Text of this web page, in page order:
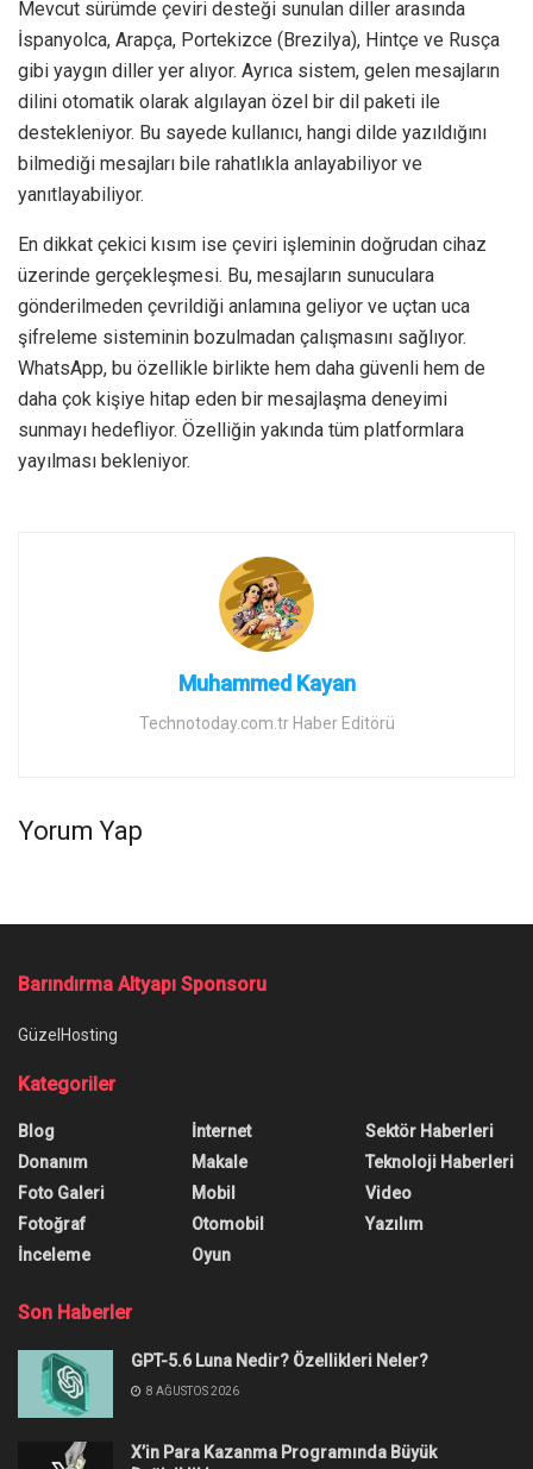
Mevcut sürümde çeviri desteği sunulan diller arasında
İspanyolca, Arapça, Portekizce (Brezilya), Hintçe ve Rusça
gibi yaygın diller yer alıyor. Ayrıca sistem, gelen mesajların
dilini otomatik olarak algılayan özel bir dil paketi ile
destekleniyor. Bu sayede kullanıcı, hangi dilde yazıldığını
bilmediği mesajları bile rahatlıkla anlayabiliyor ve
yanıtlayabiliyor.
En dikkat çekici kısım ise çeviri işleminin doğrudan cihaz
üzerinde gerçekleşmesi. Bu, mesajların sunuculara
gönderilmeden çevrildiği anlamına geliyor ve uçtan uca
şifreleme sisteminin bozulmadan çalışmasını sağlıyor.
WhatsApp, bu özellikle birlikte hem daha güvenli hem de
daha çok kişiye hitap eden bir mesajlaşma deneyimi
sunmayı hedefliyor. Özelliğin yakında tüm platformlara
yayılması bekleniyor.
Muhammed Kayan
Technotoday.com.tr Haber Editörü
Yorum Yap
Barındırma Altyapı Sponsoru
GüzelHosting
Kategoriler
Blog
Donanım
Foto Galeri
Fotoğraf
İnceleme
İnternet
Makale
Mobil
Otomobil
Oyun
Sektör Haberleri
Teknoloji Haberleri
Video
Yazılım
Son Haberler
GPT-5.6 Luna Nedir? Özellikleri Neler?
8 AĞUSTOS 2026
X’in Para Kazanma Programında Büyük